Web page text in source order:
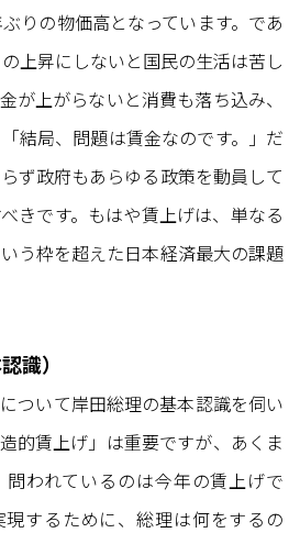
りの物価高となっています。であ
上昇にしないと国民の生活は苦し
が上がらないと消費も落ち込み、
結局、問題は賃金なのです。」だ
ず政府もあらゆる政策を動員して
きです。もはや賃上げは、単なる
う枠を超えた日本経済最大の課題
識）
ついて岸田総理の基本認識を伺い
的賃上げ」は重要ですが、あくま
われているのは今年の賃上げで
するために、総理は何をするの